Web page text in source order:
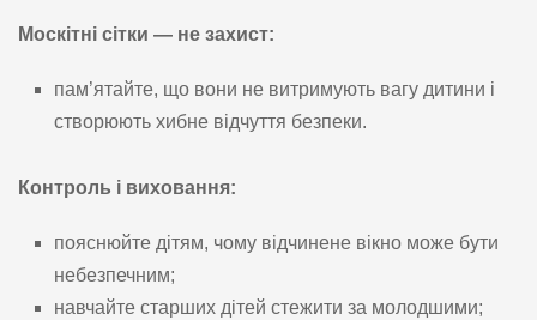
Москітні сітки — не захист:
пам’ятайте, що вони не витримують вагу дитини і
створюють хибне відчуття безпеки.
Контроль і виховання:
пояснюйте дітям, чому відчинене вікно може бути
небезпечним;
навчайте старших дітей стежити за молодшими;